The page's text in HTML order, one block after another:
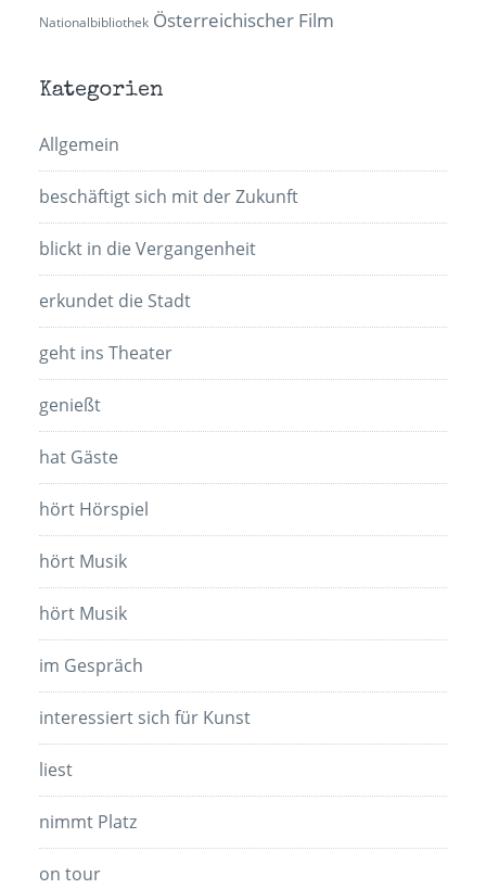
Nationalbibliothek Österreichischer Film
Kategorien
Allgemein
beschäftigt sich mit der Zukunft
blickt in die Vergangenheit
erkundet die Stadt
geht ins Theater
genießt
hat Gäste
hört Hörspiel
hört Musik
hört Musik
im Gespräch
interessiert sich für Kunst
liest
nimmt Platz
on tour